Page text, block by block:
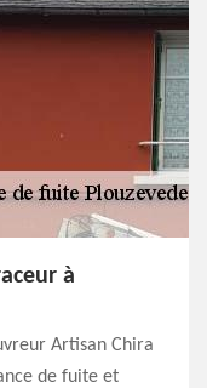
à
Artisan Chira
de fuite et